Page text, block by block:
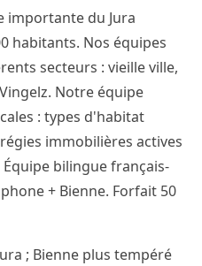
importante du Jura
habitants. Nos équipes
secteurs : vieille ville,
Notre équipe
: types d'habitat
immobilières actives
bilingue français-
+ Bienne. Forfait 50
; Bienne plus tempéré